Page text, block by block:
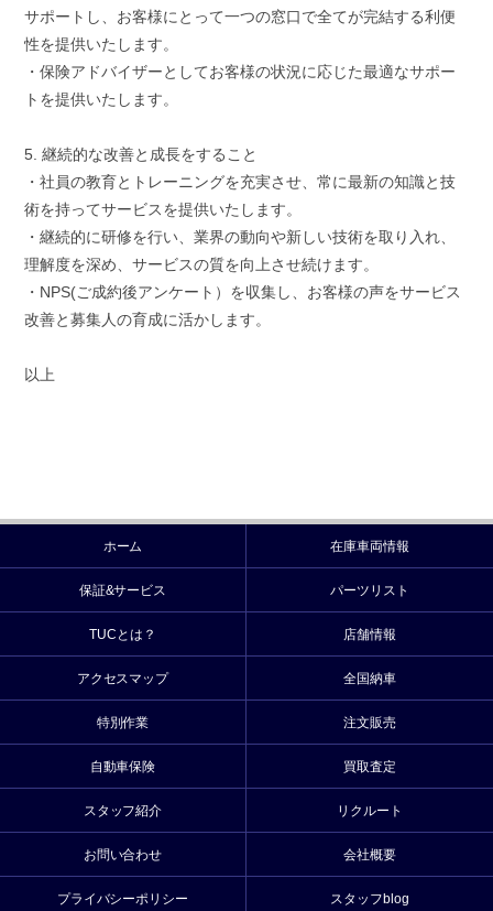
サポートし、お客様にとって一つの窓口で全てが完結する利便
性を提供いたします。
・保険アドバイザーとしてお客様の状況に応じた最適なサポー
トを提供いたします。
5. 継続的な改善と成長をすること
・社員の教育とトレーニングを充実させ、常に最新の知識と技
術を持ってサービスを提供いたします。
・継続的に研修を行い、業界の動向や新しい技術を取り入れ、
理解度を深め、サービスの質を向上させ続けます。
・NPS(ご成約後アンケート）を収集し、お客様の声をサービス
改善と募集人の育成に活かします。
以上
ホーム 在庫車両情報
保証&サービス パーツリスト
TUCとは？ 店舗情報
アクセスマップ 全国納車
特別作業 注文販売
自動車保険 買取査定
スタッフ紹介 リクルート
お問い合わせ 会社概要
プライバシーポリシー スタッフblog